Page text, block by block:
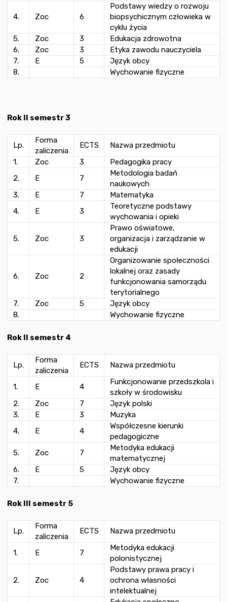
4. Zoc 6
Podstawy wiedzy o rozwoju
biopsychicznym człowieka w
cyklu życia
5.
Zoc 3
Edukacja zdrowotna
6.
Zoc 3
Etyka zawodu nauczyciela
7.
E 5
Język obcy
8.
Wychowanie fizyczne
Rok II semestr 3
Lp.
Forma
zaliczenia
ECTS
Nazwa przedmiotu
1.
Zoc 3
Pedagogika pracy
2.
E 7
Metodologia badań
naukowych
3.
E 7
Matematyka
4.
E 3
Teoretyczne podstawy
wychowania i opieki
5. Zoc 3
Prawo oświatowe,
organizacja i zarządzanie w
edukacji
6. Zoc 2
Organizowanie społeczności
lokalnej oraz zasady
funkcjonowania samorządu
terytorialnego
7.
Zoc 5
Język obcy
8.
Wychowanie fizyczne
Rok II semestr 4
Lp.
Forma
zaliczenia
ECTS Nazwa przedmiotu
1. E 4
Funkcjonowanie przedszkola i
szkoły w środowisku
2.
Zoc 7
Język polski
3.
E 3
Muzyka
4.
E 4
Współczesne kierunki
pedagogiczne
5.
Zoc 7
Metodyka edukacji
matematycznej
6.
E 5
Język obcy
7.
Wychowanie fizyczne
Rok III semestr 5
Lp.
Forma
zaliczenia
ECTS Nazwa przedmiotu
1. E 7
Metodyka edukacji
polonistycznej
2. Zoc 4
Podstawy prawa pracy i
ochrona własności
intelektualnej